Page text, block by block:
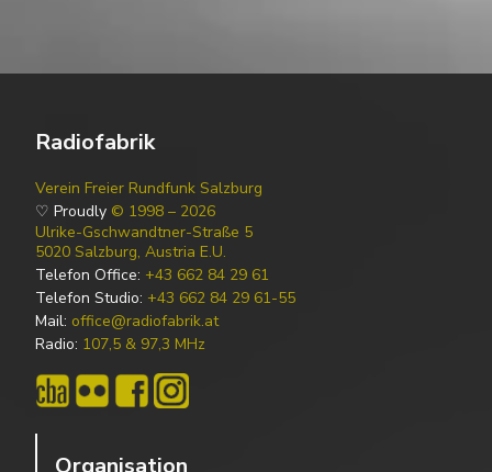
Radiofabrik
Verein Freier Rundfunk Salzburg
♡ Proudly © 1998 – 2026
Ulrike-Gschwandtner-Straße 5
5020 Salzburg, Austria E.U.
Telefon Office: +43 662 84 29 61
Telefon Studio: +43 662 84 29 61-55
Mail: office@radiofabrik.at
Radio: 107,5 & 97,3 MHz